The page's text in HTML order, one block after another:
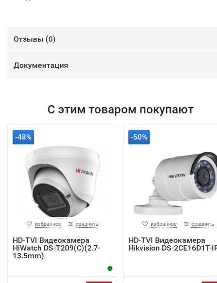
Отзывы (0)
Документация
С этим товаром покупают
-48%
избранное сравнить
HD-TVI Видеокамера
HiWatch DS-T209(C)(2.7-
13.5mm)
-50%
избранное сравнить
HD-TVI Видеокамера
Hikvision DS-2CE16D1T-